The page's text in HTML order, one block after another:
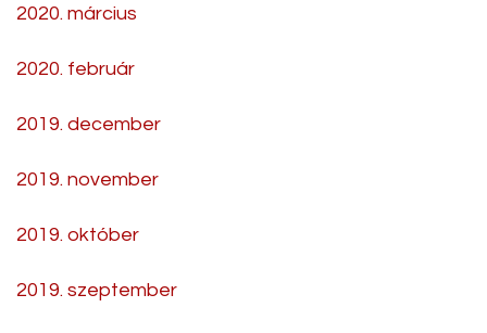
2020. március
2020. február
2019. december
2019. november
2019. október
2019. szeptember